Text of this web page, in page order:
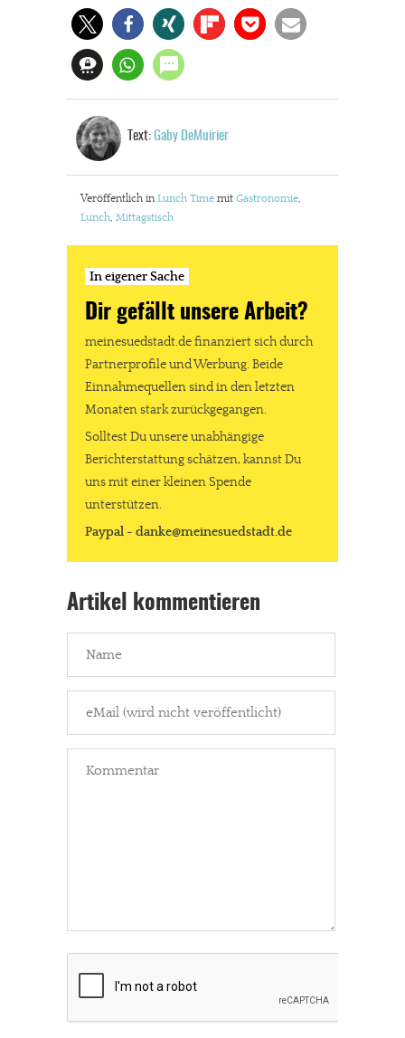
Text: Gaby DeMuirier
Veröffentlich in Lunch Time mit Gastronomie,
Lunch, Mittagstisch
In eigener Sache
Dir gefällt unsere Arbeit?
meinesuedstadt.de finanziert sich durch
Partnerprofile und Werbung. Beide
Einnahmequellen sind in den letzten
Monaten stark zurückgegangen.
Solltest Du unsere unabhängige
Berichterstattung schätzen, kannst Du
uns mit einer kleinen Spende
unterstützen.
Paypal - danke@meinesuedstadt.de
Artikel kommentieren